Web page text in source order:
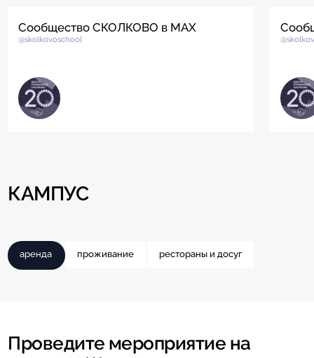
Сообщество СКОЛКОВО в MAX
@skolkovoschool
КАМПУС
аренда проживание рестораны и досуг
Проведите мероприятие на